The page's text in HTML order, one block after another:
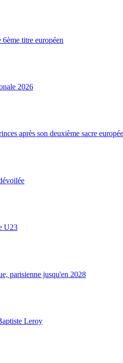
titre européen
2026
après son deuxième sacre
U23
parisienne jusqu'en 2028
Leroy